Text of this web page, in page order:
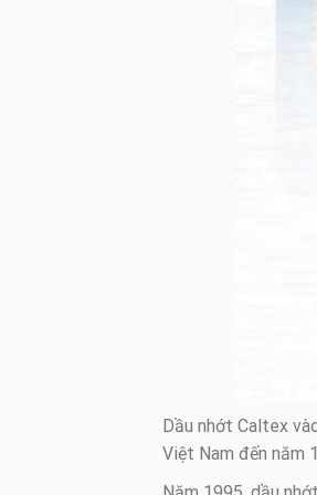
Dầu nhớt Caltex
Việt Nam đến năm